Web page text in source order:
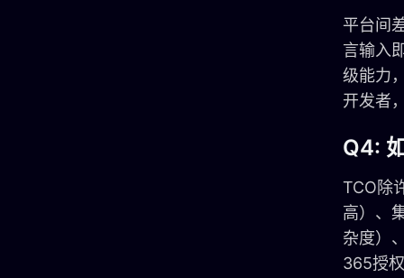
平台间
言输入
级能力
开发者
Q4:
TCO除
高）、
杂度）
365授